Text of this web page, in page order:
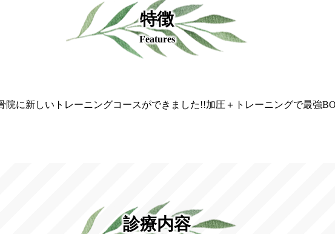
特徴
Features
院に新しいトレーニングコースができました!!加圧＋トレーニングで最強
診療内容